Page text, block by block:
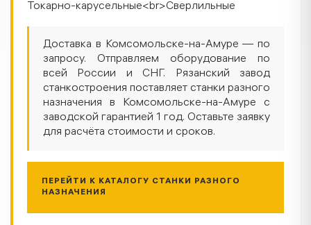
Токарно-карусельные<br>Сверлильные
Доставка в Комсомольске-на-Амуре — по
запросу. Отправляем оборудование по
всей России и СНГ. Рязанский завод
станкостроения поставляет станки разного
назначения в Комсомольске-на-Амуре с
заводской гарантией 1 год. Оставьте заявку
для расчёта стоимости и сроков.
ПЕРЕЙТИ К КАТАЛОГУ СТАНКИ РАЗНОГО
НАЗНАЧЕНИЯ